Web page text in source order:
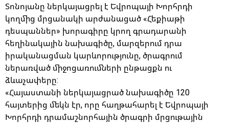
Տոնոյանը ներկայացրել է Եվրոպայի Խորհրդի
կողմից մրցանակի արժանացած «Հեքիաթի
դեսպաններ» խորագիրը կրող գրադարանի
հեղինակային նախագիծը, մարզերում դրա
իրականացման կարևորությունը, ծրագրում
ներառված միջոցառումների ընթացքն ու
ձևաչափերը:
«Հայաստանի ներկայացրած նախագիծը 120
հայտերից մեկն էր, որը հաղթահարել է Եվրոպայի
Խորհրդի դրամաշնորհային ծրագրի մրցութային